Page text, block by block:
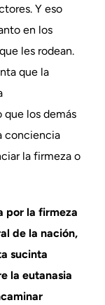
Y eso
en los
les rodean.
que la
los demás
conciencia
la firmeza o
por la firmeza
de la nación,
sucinta
la eutanasia